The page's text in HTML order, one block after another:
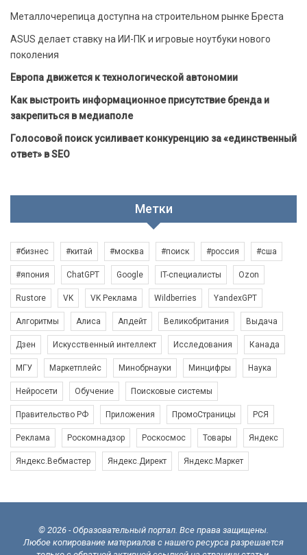
Металлочерепица доступна на строительном рынке Бреста
ASUS делает ставку на ИИ-ПК и игровые ноутбуки нового
поколения
Европа движется к технологической автономии
Как выстроить информационное присутствие бренда и
закрепиться в медиаполе
Голосовой поиск усиливает конкуренцию за «единственный
ответ» в SEO
Метки
#бизнес #китай #москва #поиск #россия #сша
#япония ChatGPT Google IT-специалисты Ozon
Rustore VK VK Реклама Wildberries YandexGPT
Алгоритмы Алиса Апдейт Великобритания Выдача
Дзен Искусственный интеллект Исследования Канада
МГУ Маркетплейс Минобрнауки Минцифры Наука
Нейросети Обучение Поисковые системы
Правительство РФ Приложения ПромоСтраницы РСЯ
Реклама Роскомнадзор Роскосмос Товары Яндекс
Яндекс.Вебмастер Яндекс.Директ Яндекс.Маркет
© 2026 - Образовательный портал. Все права защищены.
Любое копирование материалов с нашего ресурса разрешается